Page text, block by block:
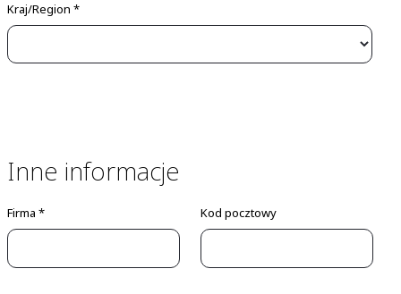
Kraj/Region *
Inne informacje
Firma * Kod pocztowy